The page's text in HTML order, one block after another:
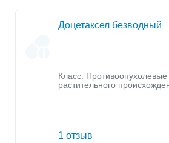
Доцетаксел безводный
Класс: Противоопухолевые
растительного
1 отзыв